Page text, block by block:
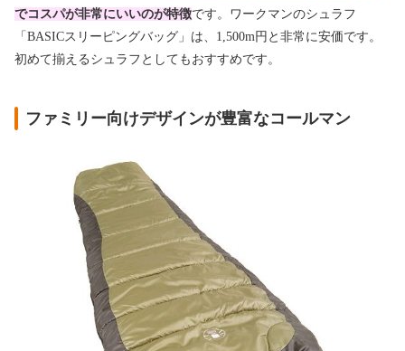
でコスパが非常にいいのが特徴です。ワークマンのシュラフ
「BASICスリーピングバッグ」は、1,500m円と非常に安価です。
初めて揃えるシュラフとしてもおすすめです。
ファミリー向けデザインが豊富なコールマン